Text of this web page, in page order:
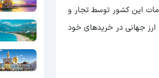
این کشور توسط تجار و
ارز جهانی در خریدهای خود